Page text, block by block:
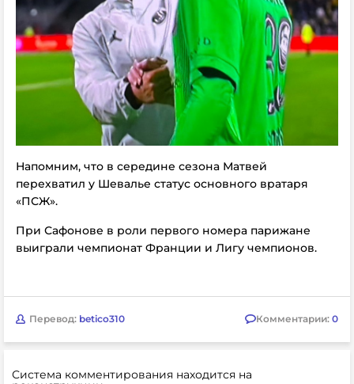
Напомним, что в середине сезона Матвей
перехватил у Шевалье статус основного вратаря
«ПСЖ».
При Сафонове в роли первого номера парижане
выиграли чемпионат Франции и Лигу чемпионов.
Перевод: betico310 Комментарии: 0
Система комментирования находится на